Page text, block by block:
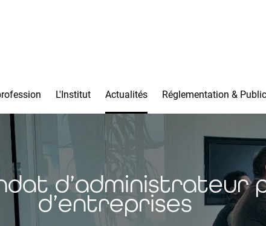
L'Institut Actualités Réglementation &
d’administrateur
d’entreprises